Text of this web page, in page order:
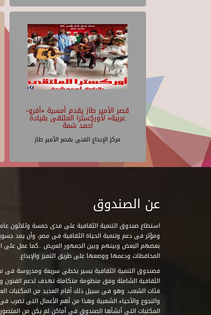
قصر الأمير طاز يقدم أمسية «أفرو-
عربية» لأوركسترا الملتقى بقيادة
أحمد شمة
مركز الإبداع الفنى بقصر الأمير طاز
عن الصندوق
ومؤثر فى دعم وتنمية الحياة الثقافية فى مصر، وأن يمد جسور
بعضهم البعض وبينهم وبين الجمهور العريض ..كما عمل
المحافظات ودعمها ووضعها على طريق التميز والإبداع.
فصندوق التنمية الثقافية يسير بخطى سريعة ومدروسة فى
الثقافية الشاملة وفق منظومة متكاملة تهدف لدعم الفنون
فئات الشعب. وهو فى سبيل ذلك أقام العديد من المكتبات
والنجوع والأحياء الشعبية وهذا من أهم الأعمال التى تضرب